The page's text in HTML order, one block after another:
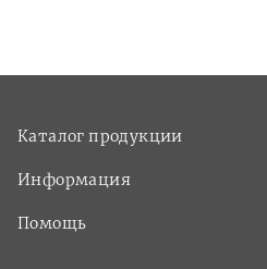
Каталог продукции
Информация
Помощь